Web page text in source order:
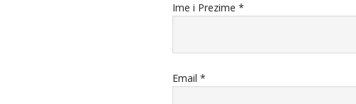
Ime i Prezime *
Email *